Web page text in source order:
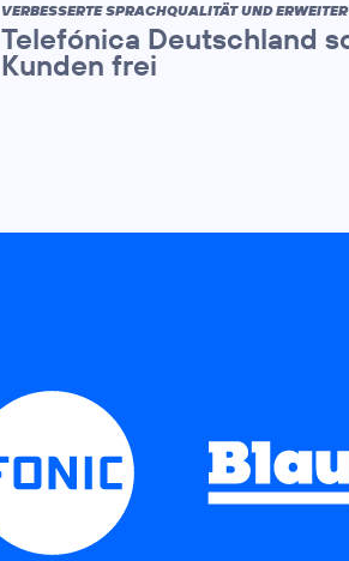
VERBESSERTE SPRACHQUALITÄT UND
Telefónica Deutschland
Kunden frei